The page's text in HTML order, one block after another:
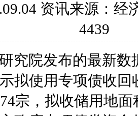
资讯来源：经
4439
究院发布的最新数
拟使用专项债收回
宗，拟收储用地